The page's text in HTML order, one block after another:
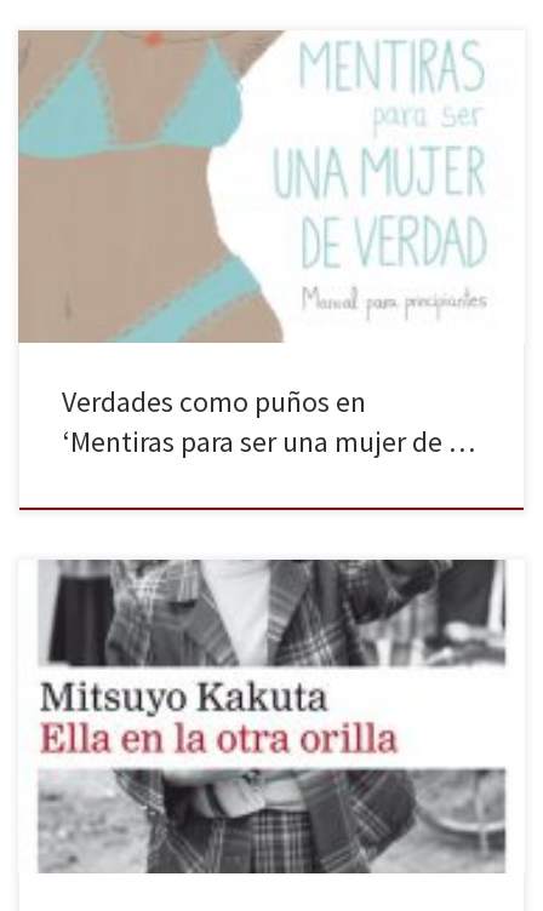
La editorial Lunwerg publicaba a finales del pasado 2016 el primer
libro de la ilustradora Rocío Salazar, Mentiras para ser una mujer
de verdad. «Un día lo vi claro… Paso de depilarme, de apretarme
las tetas con sujetadores imposibles, de machacarme los pies con
zapatos que no fueron diseñados para […]
Verdades como puños en
‘Mentiras para ser una mujer de …
La editorial Galaxia Gutenberg nos ha hecho un enorme regalo
publicando una de las mejoras novelas que he descubierto en
este 2016. Debido a que aún no he leído La cigarra del octavo día,
publicada por la misma editorial en 2007, me es imposible una
comparativa entre ambas obras; sin […]